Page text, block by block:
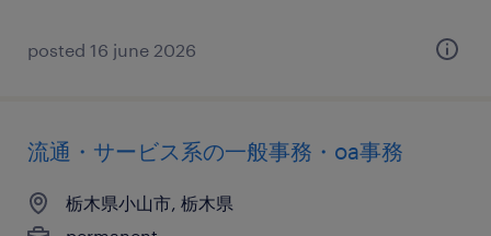
posted 16 june 2026
流通・サービス系の一般事務・oa事務
栃木県小山市, 栃木県